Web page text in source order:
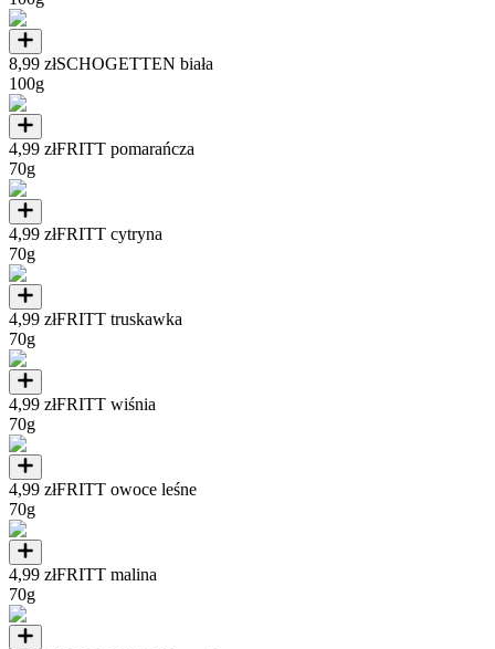
8,99 złSCHOGETTEN biała
100g
4,99 złFRITT pomarańcza
70g
4,99 złFRITT cytryna
70g
4,99 złFRITT truskawka
70g
4,99 złFRITT wiśnia
70g
4,99 złFRITT owoce leśne
70g
4,99 złFRITT malina
70g